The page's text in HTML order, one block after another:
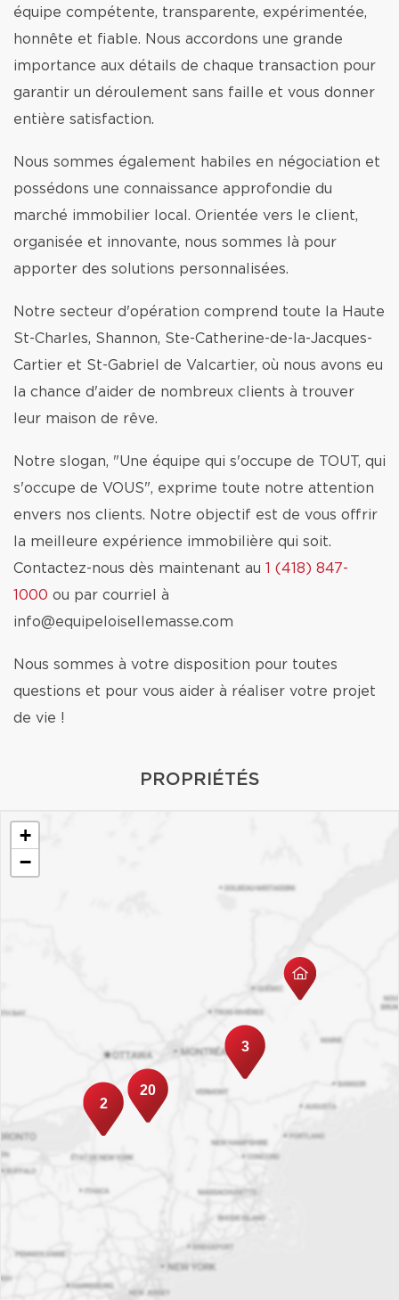
équipe compétente, transparente, expérimentée,
honnête et fiable. Nous accordons une grande
importance aux détails de chaque transaction pour
garantir un déroulement sans faille et vous donner
entière satisfaction.
Nous sommes également habiles en négociation et
possédons une connaissance approfondie du
marché immobilier local. Orientée vers le client,
organisée et innovante, nous sommes là pour
apporter des solutions personnalisées.
Notre secteur d'opération comprend toute la Haute
St-Charles, Shannon, Ste-Catherine-de-la-Jacques-
Cartier et St-Gabriel de Valcartier, où nous avons eu
la chance d'aider de nombreux clients à trouver
leur maison de rêve.
Notre slogan, "Une équipe qui s'occupe de TOUT, qui
s'occupe de VOUS", exprime toute notre attention
envers nos clients. Notre objectif est de vous offrir
la meilleure expérience immobilière qui soit.
Contactez-nous dès maintenant au 1 (418) 847-
1000 ou par courriel à
info@equipeloisellemasse.com
Nous sommes à votre disposition pour toutes
questions et pour vous aider à réaliser votre projet
de vie !
PROPRIÉTÉS
2
3
20
+
−